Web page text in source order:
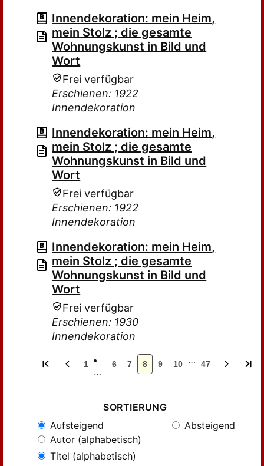
Innendekoration: mein Heim,
mein Stolz ; die gesamte
Wohnungskunst in Bild und
Wort
Frei verfügbar
Erschienen: 1922
Innendekoration
Innendekoration: mein Heim,
mein Stolz ; die gesamte
Wohnungskunst in Bild und
Wort
Frei verfügbar
Erschienen: 1922
Innendekoration
Innendekoration: mein Heim,
mein Stolz ; die gesamte
Wohnungskunst in Bild und
Wort
Frei verfügbar
Erschienen: 1930
Innendekoration
1
…
6 7 8 9 10 … 47
SORTIERUNG
Aufsteigend
Absteigend
Autor (alphabetisch)
Titel (alphabetisch)